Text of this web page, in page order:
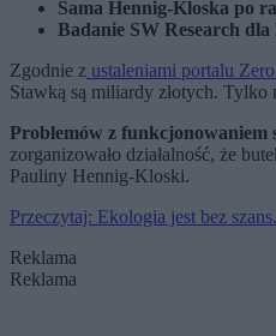
Sama Hennig-Kloska po
Badanie SW Research
Zgodnie z ustaleniami portalu
Stawką są miliardy złotych.
Problemów z funkcjonowaniem
zorganizowało działalność, że
Pauliny Hennig-Kloski.
Przeczytaj: Ekologia jest bez
Reklama
Reklama